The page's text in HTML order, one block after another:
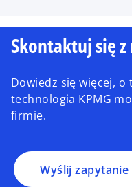
Skontaktuj się
Dowiedz się więcej,
technologia KPMG
firmie.
Wyślij zapytanie